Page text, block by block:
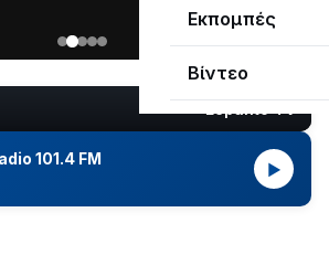
Εκπομπές
Βίντεο
101.4 FM
▶